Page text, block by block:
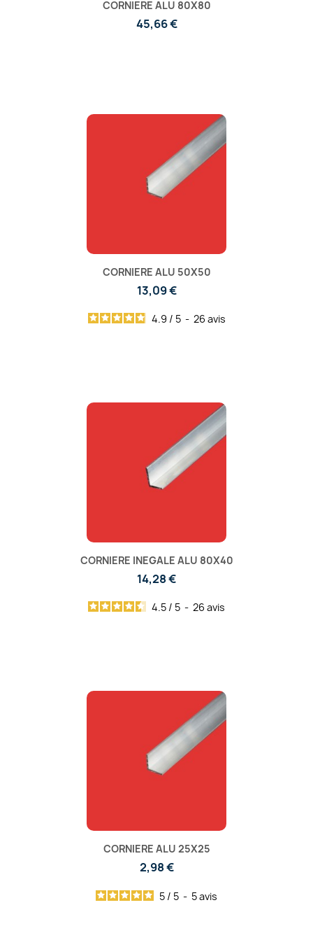
CORNIERE ALU 80X80
45,66 €
CORNIERE ALU 50X50
13,09 €
4.9 / 5 - 26 avis
CORNIERE INEGALE ALU 80X40
14,28 €
4.5 / 5 - 26 avis
CORNIERE ALU 25X25
2,98 €
5 / 5 - 5avis